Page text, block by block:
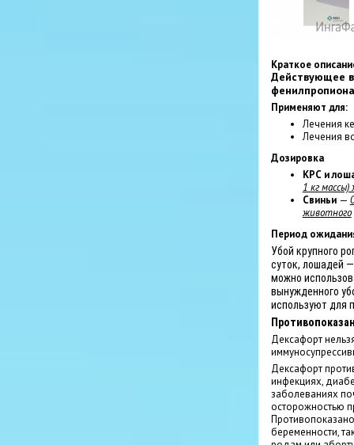
Краткое
Действующее
Применяют для:
Лечения
Лечения
Дозировка
КРС и
1 кг
Свиньи —
животного
Период
Убой крупного
суток, лошадей —
можно
вынужденного
используют для
Дексафорт
Дексафорт
инфекциях,
заболеваниях
осторожностью
беременности,